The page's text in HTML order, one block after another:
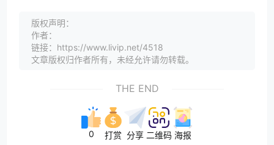
版权声明：
作者：
链接：https://www.livip.net/4518
文章版权归作者所有，未经允许请勿转载。
THE END
0 打赏 分享 二维码 海报